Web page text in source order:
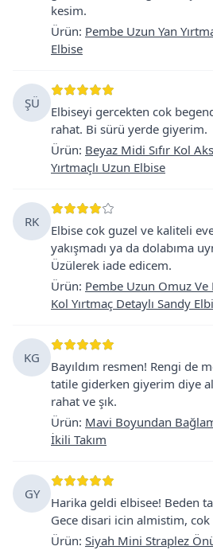
kesim.
Ürün: Pembe Uzun Yan
Elbise
ŞÜ
Elbiseyi gercekten cok
rahat. Bi sürü yerde giyerim.
Ürün: Beyaz Midi Sıfır Kol
Yırtmaçlı Uzun Elbise
RK
Elbise cok guzel ve kaliteli
yakışmadı ya da dolabıma
Üzülerek iade edicem.
Ürün: Pembe Uzun Omuz Ve
Kol Yırtmaç Detaylı Sandy
KG
Bayıldım resmen! Rengi de
tatile giderken giyerim diye
rahat ve şık.
Ürün: Mavi Boyundan
İkili Takım
GY
Harika geldi elbisee! Beden
Gece disari icin almistim,
Ürün: Siyah Mini Straplez